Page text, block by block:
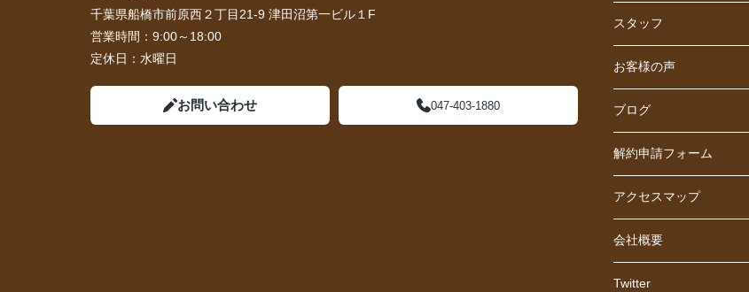
千葉県船橋市前原西２丁目21-9 津田沼第一ビル１F
営業時間： 9:00～18:00
定休日： 水曜日
お問い合わせ 047-403-1880
スタッフ
お客様の声
ブログ
解約申請フォーム
アクセスマップ
会社概要
Twitter